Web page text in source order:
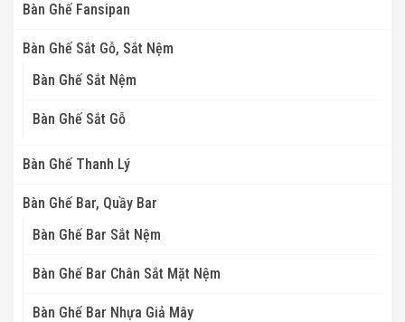
Bàn Ghế Fansipan
Bàn Ghế Sắt Gỗ, Sắt Nệm
Bàn Ghế Sắt Nệm
Bàn Ghế Sắt Gỗ
Bàn Ghế Thanh Lý
Bàn Ghế Bar, Quầy Bar
Bàn Ghế Bar Sắt Nệm
Bàn Ghế Bar Chân Sắt Mặt Nệm
Bàn Ghế Bar Nhựa Giả Mây